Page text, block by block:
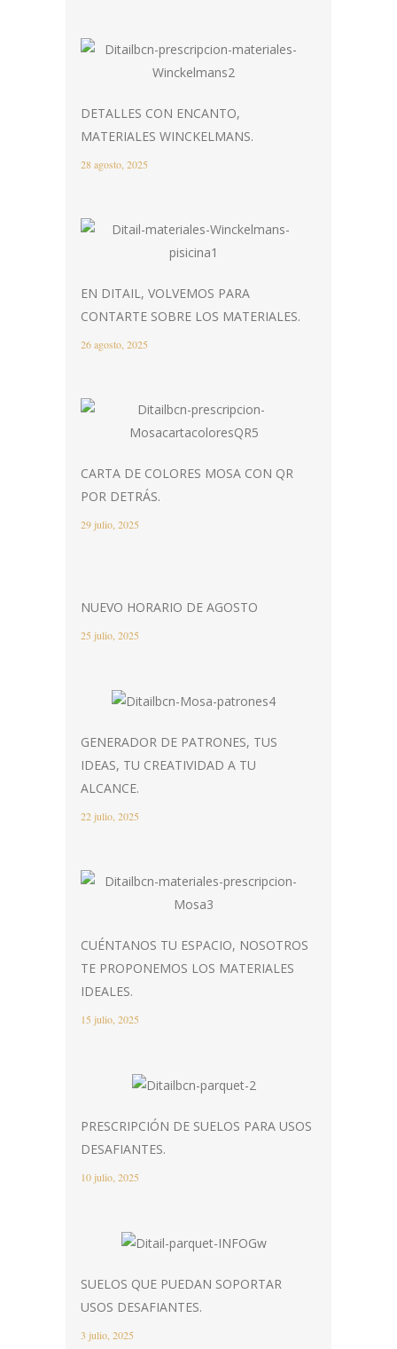
DETALLES CON ENCANTO,
MATERIALES WINCKELMANS.
28 agosto, 2025
EN DITAIL, VOLVEMOS PARA
CONTARTE SOBRE LOS MATERIALES.
26 agosto, 2025
CARTA DE COLORES MOSA CON QR
POR DETRÁS.
29 julio, 2025
NUEVO HORARIO DE AGOSTO
25 julio, 2025
GENERADOR DE PATRONES, TUS
IDEAS, TU CREATIVIDAD A TU
ALCANCE.
22 julio, 2025
CUÉNTANOS TU ESPACIO, NOSOTROS
TE PROPONEMOS LOS MATERIALES
IDEALES.
15 julio, 2025
PRESCRIPCIÓN DE SUELOS PARA USOS
DESAFIANTES.
10 julio, 2025
SUELOS QUE PUEDAN SOPORTAR
USOS DESAFIANTES.
3 julio, 2025